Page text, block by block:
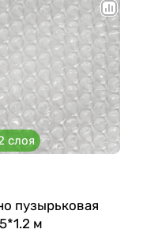
слоя
пузырьковая
м